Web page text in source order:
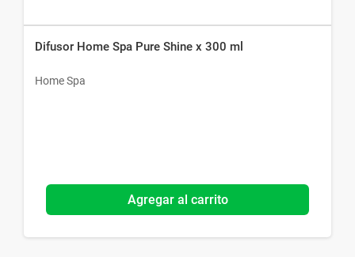
Difusor Home Spa Pure Shine x 300 ml
Home Spa
Agregar al carrito